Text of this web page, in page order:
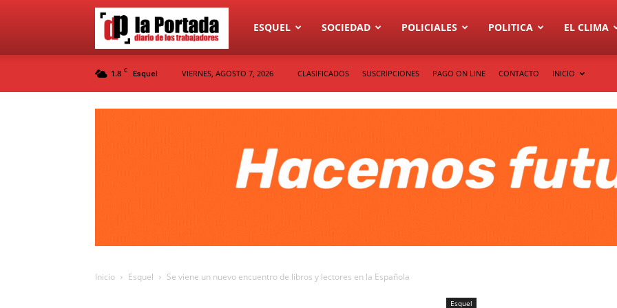
Diario
La
ESQUEL SOCIEDAD POLICIALES POLITICA EL CLIMA
1.8 C Esquel VIERNES, AGOSTO 7, 2026 CLASIFICADOS SUSCRIPCIONES PAGO ON LINE CONTACTO INICIO
Inicio Esquel Se viene un nuevo encuentro de libros y lectores en la Española
Esquel